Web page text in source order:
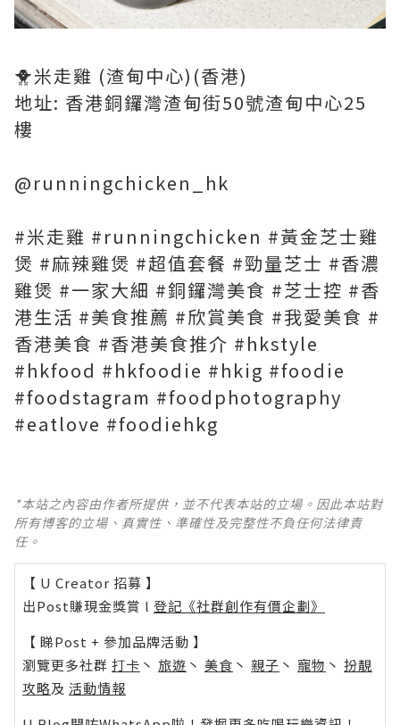
🐥米走雞 (渣甸中心)(香港)
地址: 香港銅鑼灣渣甸街50號渣甸中心25
樓
@runningchicken_hk
#米走雞 #runningchicken #黃金芝士雞
煲 #麻辣雞煲 #超值套餐 #勁量芝士 #香濃
雞煲 #一家大細 #銅鑼灣美食 #芝士控 #香
港生活 #美食推薦 #欣賞美食 #我愛美食 #
香港美食 #香港美食推介 #hkstyle
#hkfood #hkfoodie #hkig #foodie
#foodstagram #foodphotography
#eatlove #foodiehkg
*本站之內容由作者所提供，並不代表本站的立場。因此本站對
所有博客的立場、真實性、準確性及完整性不負任何法律責
任。
【 U Creator 招募 】
出Post賺現金獎賞 l 登記《社群創作有價企劃》
【 睇Post + 參加品牌活動 】
瀏覽更多社群 打卡 丶 旅遊 丶 美食 丶 親子 丶 寵物 丶 扮靚
攻略及 活動情報